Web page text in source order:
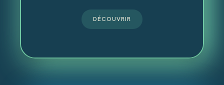
DÉCOUVRIR
de vente collaborent en uniformisant le
processus de sélection, assurant un choix